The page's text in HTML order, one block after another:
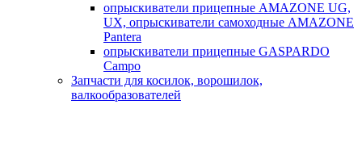
опрыскиватели прицепные AMAZONE UG,
UX, опрыскиватели самоходные AMAZONE
Pantera
опрыскиватели прицепные GASPARDO
Campo
Запчасти для косилок, ворошилок,
валкообразователей